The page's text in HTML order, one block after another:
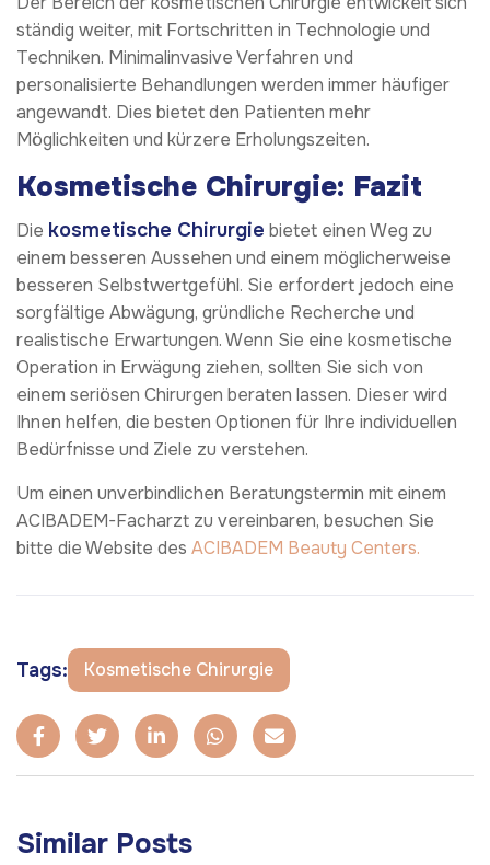
ständig weiter, mit Fortschritten in Technologie und
Techniken. Minimalinvasive Verfahren und
personalisierte Behandlungen werden immer häufiger
angewandt. Dies bietet den Patienten mehr
Möglichkeiten und kürzere Erholungszeiten.
Kosmetische Chirurgie: Fazit
Die kosmetische Chirurgie bietet einen Weg zu
einem besseren Aussehen und einem möglicherweise
besseren Selbstwertgefühl. Sie erfordert jedoch eine
sorgfältige Abwägung, gründliche Recherche und
realistische Erwartungen. Wenn Sie eine kosmetische
Operation in Erwägung ziehen, sollten Sie sich von
einem seriösen Chirurgen beraten lassen. Dieser wird
Ihnen helfen, die besten Optionen für Ihre individuellen
Bedürfnisse und Ziele zu verstehen.
Um einen unverbindlichen Beratungstermin mit einem
ACIBADEM-Facharzt zu vereinbaren, besuchen Sie
bitte die Website des ACIBADEM Beauty Centers.
Tags: Kosmetische Chirurgie
Similar Posts